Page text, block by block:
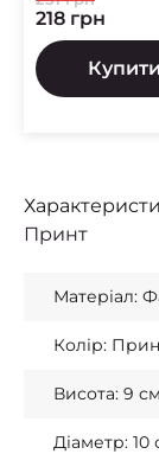
218 грн
Купити
Принт
Матеріал:
Колір:
Висота: 9 см
Діаметр: 10